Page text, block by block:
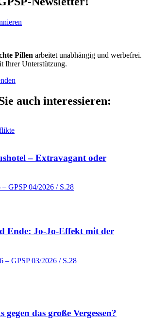
Pillen arbeitet unabhängig und werbefrei.
Ihrer Unterstützung.
auch interessieren:
– Extravagant oder
– GPSP 04/2026 / S.28
Ende: Jo-Jo-Effekt mit der
– GPSP 03/2026 / S.28
gegen das große Vergessen?